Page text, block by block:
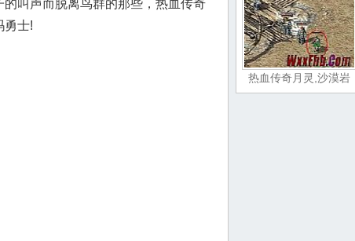
叫声而脱离鸟群的那些，热血传奇
勇士!
热血传奇月灵,沙漠岩